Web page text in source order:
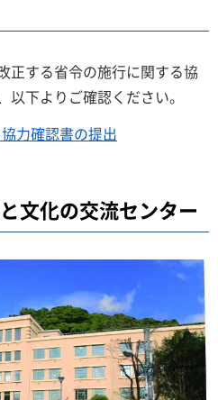
正する省令の施行に関する協
下よりご確認ください。
力確認書の提出
文化の交流センター